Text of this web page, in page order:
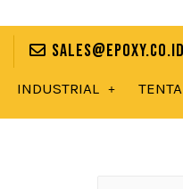
sales@epoxy.co.id
INDUSTRIAL